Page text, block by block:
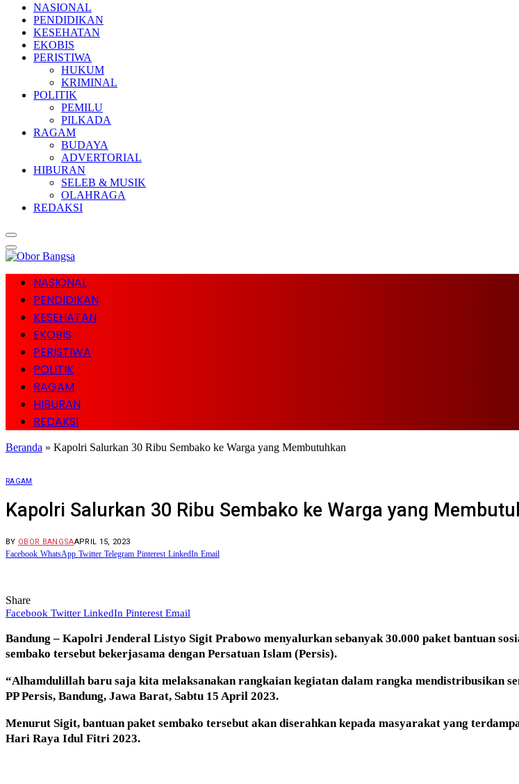
NASIONAL
PENDIDIKAN
KESEHATAN
EKOBIS
PERISTIWA
HUKUM
KRIMINAL
POLITIK
PEMILU
PILKADA
RAGAM
BUDAYA
ADVERTORIAL
HIBURAN
SELEB & MUSIK
OLAHRAGA
REDAKSI
NASIONAL
PENDIDIKAN
KESEHATAN
EKOBIS
PERISTIWA
POLITIK
RAGAM
HIBURAN
REDAKSI
Beranda » Kapolri Salurkan 30 Ribu Sembako ke Warga yang Membutuhkan
RAGAM
Kapolri Salurkan 30 Ribu Sembako ke Warga yang
BY OBOR BANGSAAPRIL 15, 2023
Facebook WhatsApp Twitter Telegram Pinterest LinkedIn Email
Share
Facebook Twitter LinkedIn Pinterest Email
Bandung – Kapolri Jenderal Listyo Sigit Prabowo menyalurkan sebanyak 30.000 paket bantuan
sembako tersebut bekerjasama dengan Persatuan Islam (Persis).
“Alhamdulillah baru saja kita melaksanakan rangkaian kegiatan dalam rangka mendistribusikan
PP Persis, Bandung, Jawa Barat, Sabtu 15 April 2023.
Menurut Sigit, bantuan paket sembako tersebut akan diserahkan kepada masyarakat yang
Hari Raya Idul Fitri 2023.